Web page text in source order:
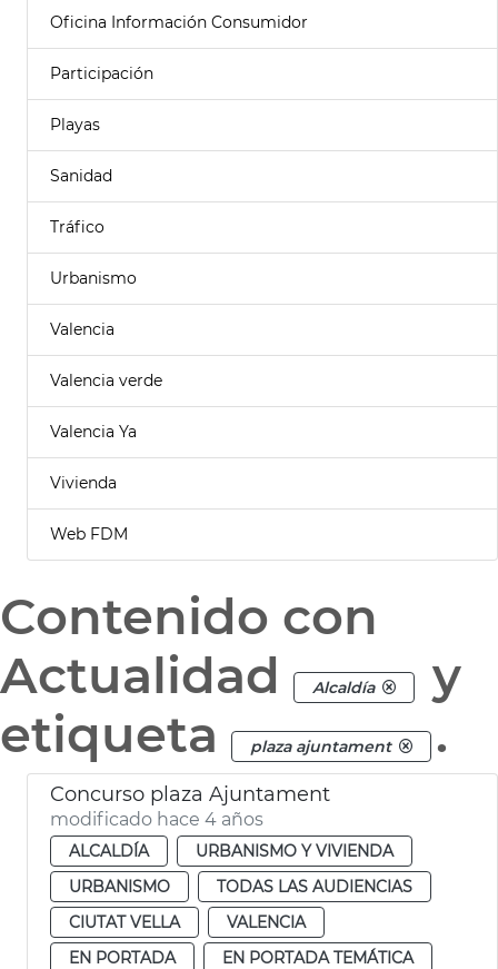
Oficina Información Consumidor
Participación
Playas
Sanidad
Tráfico
Urbanismo
Valencia
Valencia verde
Valencia Ya
Vivienda
Web FDM
Contenido con
Actualidad
Alcaldía
y
etiqueta
plaza ajuntament .
Concurso plaza Ajuntament
modificado hace 4 años
ALCALDÍA
URBANISMO Y VIVIENDA
URBANISMO
TODAS LAS AUDIENCIAS
CIUTAT VELLA
VALENCIA
EN PORTADA
EN PORTADA TEMÁTICA